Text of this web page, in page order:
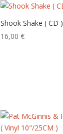
Shook Shake ( CD )
16,00 €